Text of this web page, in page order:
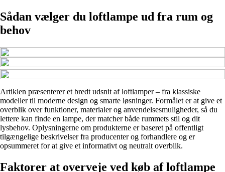
Sådan vælger du loftlampe ud fra rum og
behov
Artiklen præsenterer et bredt udsnit af loftlamper – fra klassiske
modeller til moderne design og smarte løsninger. Formålet er at give et
overblik over funktioner, materialer og anvendelsesmuligheder, så du
lettere kan finde en lampe, der matcher både rummets stil og dit
lysbehov. Oplysningerne om produkterne er baseret på offentligt
tilgængelige beskrivelser fra producenter og forhandlere og er
opsummeret for at give et informativt og neutralt overblik.
Faktorer at overveje ved køb af loftlampe